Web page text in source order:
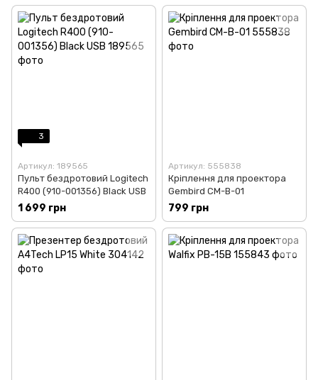
3
Артикул: 189565
Пульт бездротовий Logitech
R400 (910-001356) Black USB
1 699 грн
Артикул: 555838
Кріплення для проектора
Gembird CM-B-01
799 грн